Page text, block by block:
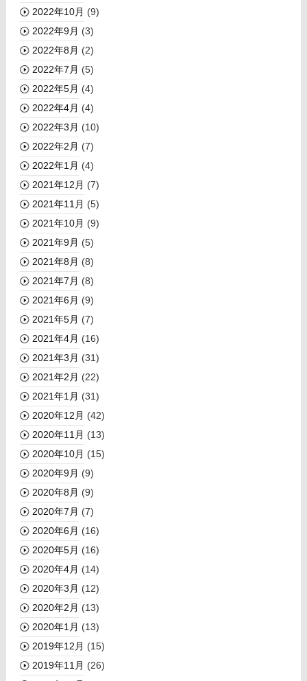
2022年10月 (9)
2022年9月 (3)
2022年8月 (2)
2022年7月 (5)
2022年5月 (4)
2022年4月 (4)
2022年3月 (10)
2022年2月 (7)
2022年1月 (4)
2021年12月 (7)
2021年11月 (5)
2021年10月 (9)
2021年9月 (5)
2021年8月 (8)
2021年7月 (8)
2021年6月 (9)
2021年5月 (7)
2021年4月 (16)
2021年3月 (31)
2021年2月 (22)
2021年1月 (31)
2020年12月 (42)
2020年11月 (13)
2020年10月 (15)
2020年9月 (9)
2020年8月 (9)
2020年7月 (7)
2020年6月 (16)
2020年5月 (16)
2020年4月 (14)
2020年3月 (12)
2020年2月 (13)
2020年1月 (13)
2019年12月 (15)
2019年11月 (26)